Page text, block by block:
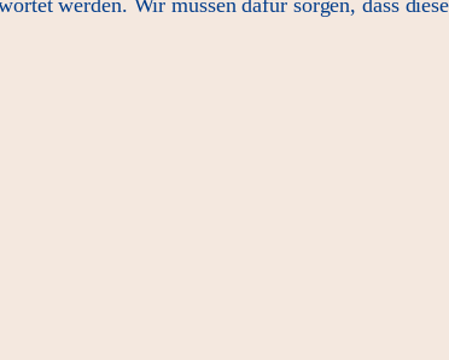
werden. Wir müssen dafür sorgen, dass